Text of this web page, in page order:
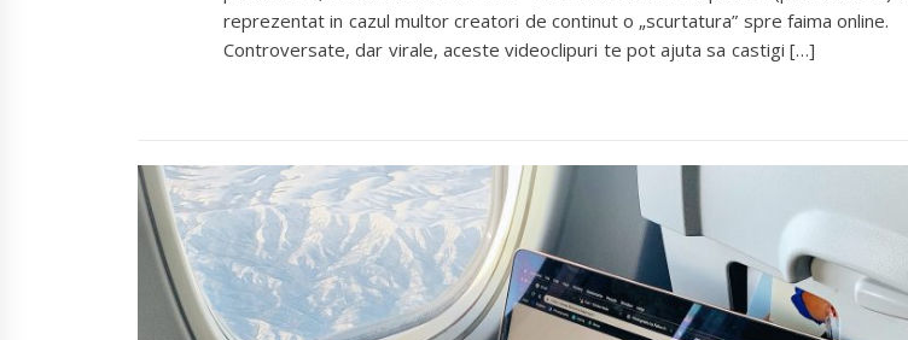
reprezentat in cazul multor creatori de continut o „scurtatura” spre faima online.
Controversate, dar virale, aceste videoclipuri te pot ajuta sa castigi […]